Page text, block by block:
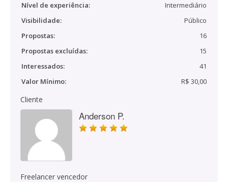
Nível de experiência:
Intermediário
Visibilidade:
Público
Propostas:
16
Propostas excluídas:
15
Interessados:
41
Valor Mínimo:
R$ 30,00
Cliente
Anderson P.
Freelancer vencedor